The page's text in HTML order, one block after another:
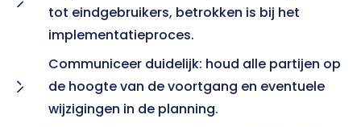
tot eindgebruikers, betrokken is bij het
implementatieproces.
Communiceer duidelijk: houd alle partijen op
de hoogte van de voortgang en eventuele
wijzigingen in de planning.